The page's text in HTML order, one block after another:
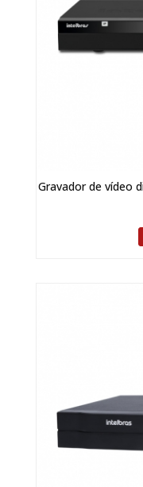
Gravador de vídeo